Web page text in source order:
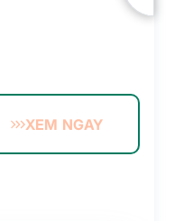
XEM NGAY